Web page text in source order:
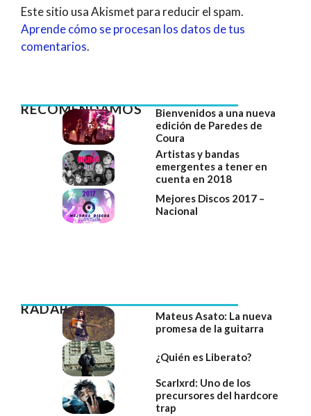
Este sitio usa Akismet para reducir el spam.
Aprende cómo se procesan los datos de tus
comentarios.
RECOMENDAMOS
Bienvenidos a una nueva
edición de Paredes de
Coura
Artistas y bandas
emergentes a tener en
cuenta en 2018
Mejores Discos 2017 –
Nacional
RADAR
Mateus Asato: La nueva
promesa de la guitarra
¿Quién es Liberato?
Scarlxrd: Uno de los
precursores del hardcore
trap